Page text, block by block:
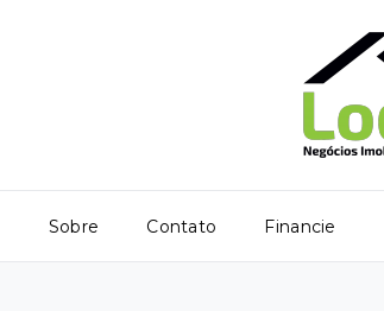
Sobre Contato Financie